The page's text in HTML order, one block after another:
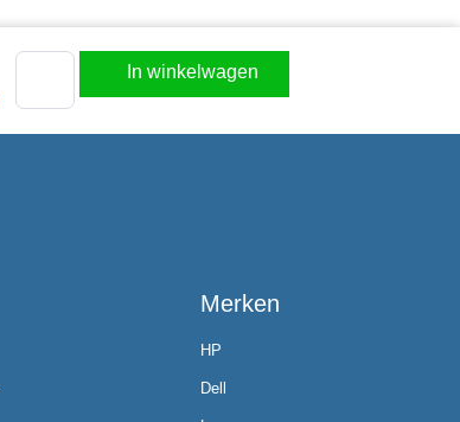
In winkelwagen
Merken
HP
Dell